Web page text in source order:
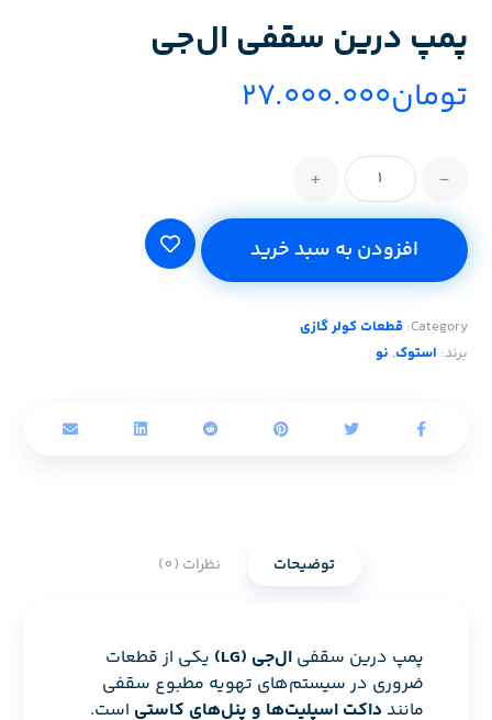
پمپ درین سقفی ال‌جی
تومان۲۷.۰۰۰.۰۰۰
-
+
افزودن به سبد خرید
Category: قطعات کولر گازی
برند: استوک, نو
توضیحات نظرات (0)
پمپ درین سقفیال‌جی (LG)
یکی از قطعات
ضروری در سیستم‌های تهویه مطبوع سقفی
مانندداکت اسپلیت‌ها و پنل‌های کاستی است.